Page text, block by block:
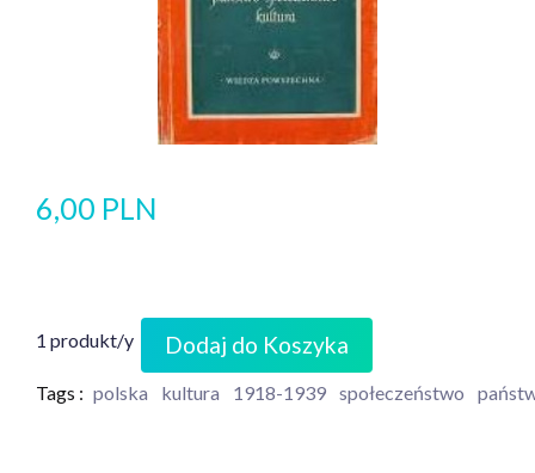
6,00 PLN
1 produkt/y Dodaj do Koszyka
Tags : polska kultura 1918-1939 społeczeństwo